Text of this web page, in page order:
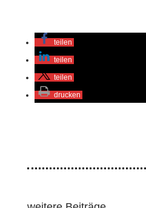
teilen
teilen
teilen
drucken